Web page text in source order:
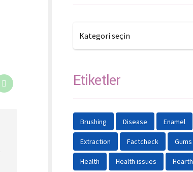
Etiketler
Brushing Disease Enamel
Extraction Factcheck Gums
Health Health issues Hearth